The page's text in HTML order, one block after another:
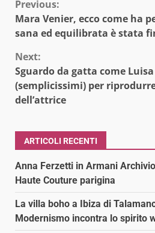
Continue
Reading
Previous:
Mara Venier, ecco come ha
sana ed equilibrata è stata
Next:
Sguardo da gatta come
(semplicissimi) per
dell’attrice
ARTICOLI RECENTI
Anna Ferzetti in Armani
Haute Couture parigina
La villa boho a Ibiza di
Modernismo incontra lo spirito